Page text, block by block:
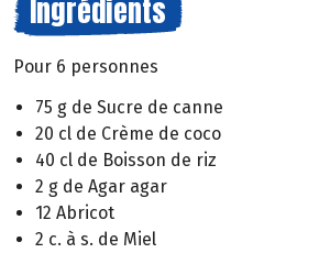
Ingrédients
Pour 6 personnes
75 g de Sucre de canne
20 cl de Crème de coco
40 cl de Boisson de riz
2 g de Agar agar
12 Abricot
2 c. à s. de Miel